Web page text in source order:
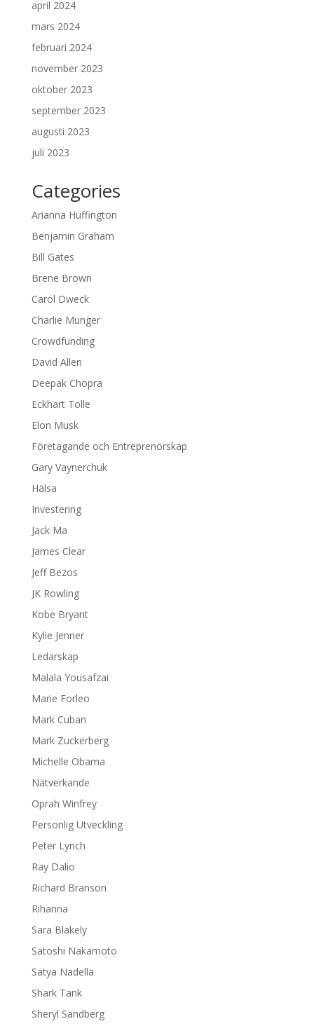
april 2024
mars 2024
februari 2024
november 2023
oktober 2023
september 2023
augusti 2023
juli 2023
Categories
Arianna Huffington
Benjamin Graham
Bill Gates
Brene Brown
Carol Dweck
Charlie Munger
Crowdfunding
David Allen
Deepak Chopra
Eckhart Tolle
Elon Musk
Företagande och Entreprenörskap
Gary Vaynerchuk
Hälsa
Investering
Jack Ma
James Clear
Jeff Bezos
JK Rowling
Kobe Bryant
Kylie Jenner
Ledarskap
Malala Yousafzai
Marie Forleo
Mark Cuban
Mark Zuckerberg
Michelle Obama
Nätverkande
Oprah Winfrey
Personlig Utveckling
Peter Lynch
Ray Dalio
Richard Branson
Rihanna
Sara Blakely
Satoshi Nakamoto
Satya Nadella
Shark Tank
Sheryl Sandberg